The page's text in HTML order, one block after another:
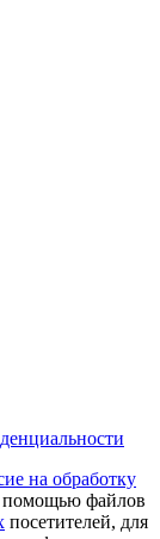
на обработку
помощью файлов
посетителей, для